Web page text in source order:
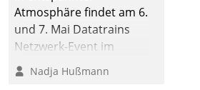
Atmosphäre findet am 6.
und 7. Mai Datatrains
Netzwerk-Event im
Kunden- und Partnerkreis
statt. Zentrale Frage: Wie
Nadja Hußmann